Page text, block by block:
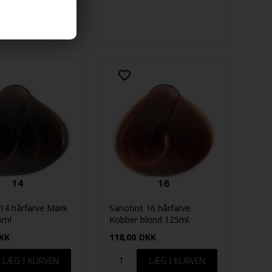
hårfarve Mørk
Sanotint 16 hårfarve
Kobber blond 125ml
118,00 DKK